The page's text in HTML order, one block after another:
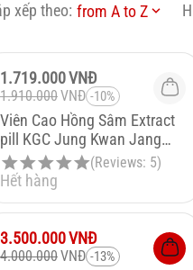
xếp theo: from A to Z
Giảm 10%
1.719.000VNĐ
1.910.000VNĐ -10%
Viên Cao Hồng Sâm Extract
pill KGC Jung Kwan Jang
168g 800 Viên(Reviews: 5)
Hết hàng
Giảm 13%
3.500.000VNĐ
4.000.000VNĐ -13%